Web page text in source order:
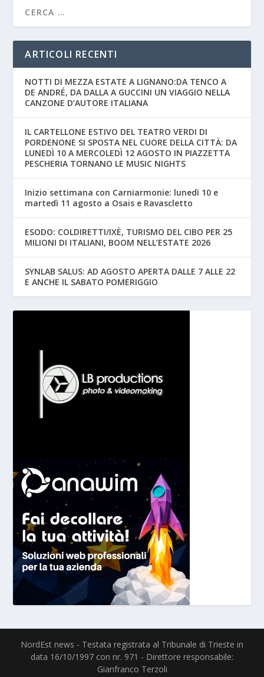
ARTICOLI RECENTI
NOTTI DI MEZZA ESTATE A LIGNANO:DA TENCO A
DE ANDRÉ, DA DALLA A GUCCINI UN VIAGGIO NELLA
CANZONE D’AUTORE ITALIANA
IL CARTELLONE ESTIVO DEL TEATRO VERDI DI
PORDENONE SI SPOSTA NEL CUORE DELLA CITTÀ: DA
LUNEDÌ 10 A MERCOLEDÌ 12 AGOSTO IN PIAZZETTA
PESCHERIA TORNANO LE MUSIC NIGHTS
Inizio settimana con Carniarmonie: lunedì 10 e
martedì 11 agosto a Osais e Ravascletto
ESODO: COLDIRETTI/IXÈ, TURISMO DEL CIBO PER 25
MILIONI DI ITALIANI, BOOM NELL’ESTATE 2026
SYNLAB SALUS: AD AGOSTO APERTA DALLE 7 ALLE 22
E ANCHE IL SABATO POMERIGGIO
NordEst news - Testata registrata al Tribunale di Trieste in
data 16/10/1997 con nr. 971 - Direttore responsabile:
Gianfranco Terzoli